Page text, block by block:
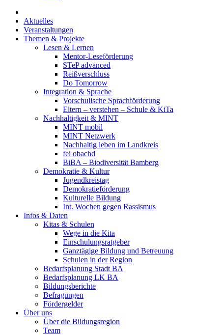
Aktuelles
Veranstaltungen
Themen & Projekte
Lesen & Lernen
Mentor-Leseförderung
STeP advanced
Reißverschluss
Do Tomorrow
Integration & Sprache
Vorschulische Sprachförderung
Eltern – verstehen – Schule & KiTa
Nachhaltigkeit & MINT
MINT mobil
MINT Netzwerk
Nachhaltig leben im Landkreis
fei obachd
BiBA – Biodiversität Bamberg
Demokratie & Kultur
Jugendkreistag
Demokratieförderung
Kulturelle Bildung
Int. Wochen gegen Rassismus
Infos & Daten
Kitas & Schulen
Wege in die Kita
Einschulungsratgeber
Ganztägige Bildung und Betreuung
Schulen in der Region
Bedarfsplanung Stadt BA
Bedarfsplanung LK BA
Bildungsberichte
Befragungen
Förder­gelder
Über uns
Über die Bildungsregion
Team